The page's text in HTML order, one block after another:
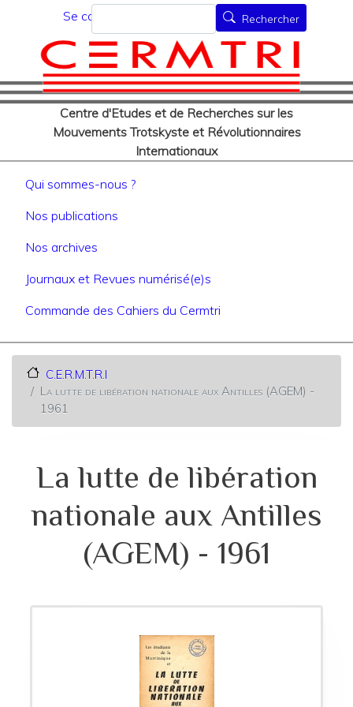
au
contenu
principal
Menu du compte de
Se connecter
Centre d'Etudes et de Recherches sur les
Mouvements Trotskyste et Révolutionnaires
Internationaux
Rechercher Rechercher
Navigation principale
Qui sommes-nous ?
Nos publications
Nos archives
Journaux et Revues numérisé(e)s
Commande des Cahiers du Cermtri
C.E.R.M.T.R.I
La lutte de libération nationale aux Antilles (AGEM) -
1961
La lutte de libération
nationale aux Antilles
(AGEM) - 1961